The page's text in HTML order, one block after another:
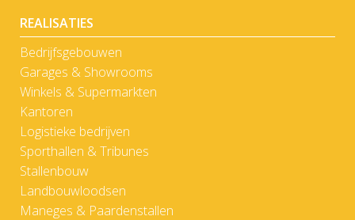
REALISATIES
Bedrijfsgebouwen
Garages & Showrooms
Winkels & Supermarkten
Kantoren
Logistieke bedrijven
Sporthallen & Tribunes
Stallenbouw
Landbouwloodsen
Maneges & Paardenstallen